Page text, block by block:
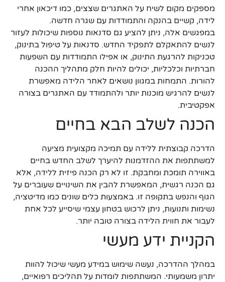
מספקים מקום לשיח על האתגרים שצצים, כמו דיכאון אחרי
לידה, קשיים בהנקה והתמודדות עם שגרה חדשה.
במפגשים אלה, ניתן להציע גם סדנאות נוספות שיכולות לעזור
לנשים להתאקלם לתפקיד החדש. סדנאות על טיפול בתינוק,
טכניקות להרגעת התינוק, או אפילו התמודדות עם השפעות
חברתיות וכלכליות, יכולים להיות חלק מתהליך ההכנה
להורות. התמחות במגוון נושאים לאחר הלידה מאפשרת
לנשים להרגיש מוכנות יותר ולהתמודד עם האתגרים בצורה
אפקטיבית.
הכנה לשלב הבא בחיים
הדרכה קבוצתית ללידה עם תמיכה מקצועית מציעה
למשתתפות את ההזדמנות להיערך לשלב החדש בחיים
באווירה תומכת ומחבקת. זו לא רק הכנה פיזית ללידה, אלא
גם הכנה רגשית, המאפשרת להבין את השינויים שעוברים על
הגוף והנפש בתקופה זו. באמצעות כלים שונים כמו מדיטציה,
נשימות ותנועות, ניתן לרכוש בטחון עצמי שיסייע לכל אחת
לעבור את חווית הלידה בצורה טובה יותר.
הקניית ידע מעשי
במהלך ההדרכה, נעשה שימוש במידע מעשי שיכול להוות
יתרון משמעותי. המשתתפות לומדות על תהליכים רפואיים,